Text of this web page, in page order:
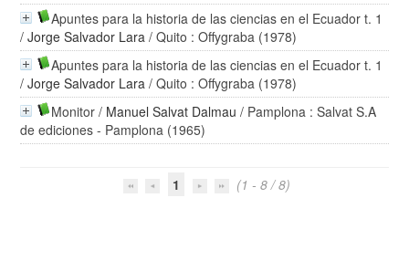
Apuntes para la historia de las ciencias en el Ecuador t. 1
/Jorge Salvador Lara / Quito : Offygraba (1978)
Apuntes para la historia de las ciencias en el Ecuador t. 1
/Jorge Salvador Lara / Quito : Offygraba (1978)
Monitor / Manuel Salvat Dalmau / Pamplona : Salvat S.A
de ediciones - Pamplona (1965)
1 (1 - 8 / 8)